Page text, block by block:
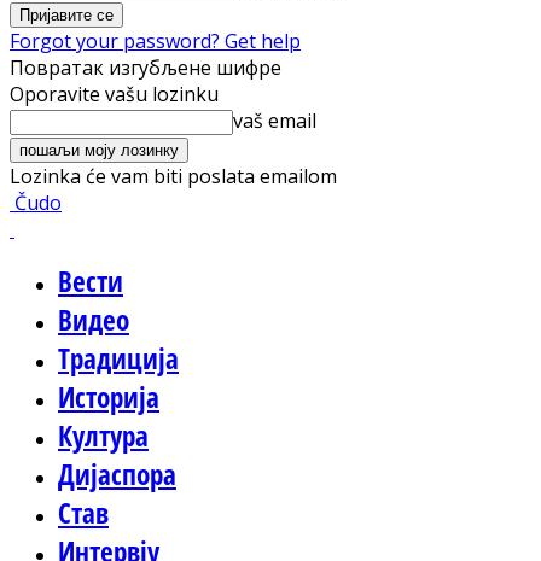
Forgot your password? Get help
Повратак изгубљене шифре
Oporavite vašu lozinku
vaš email
Lozinka će vam biti poslata emailom
Čudo
Вести
Видео
Традиција
Историја
Култура
Дијаспора
Став
Интервју